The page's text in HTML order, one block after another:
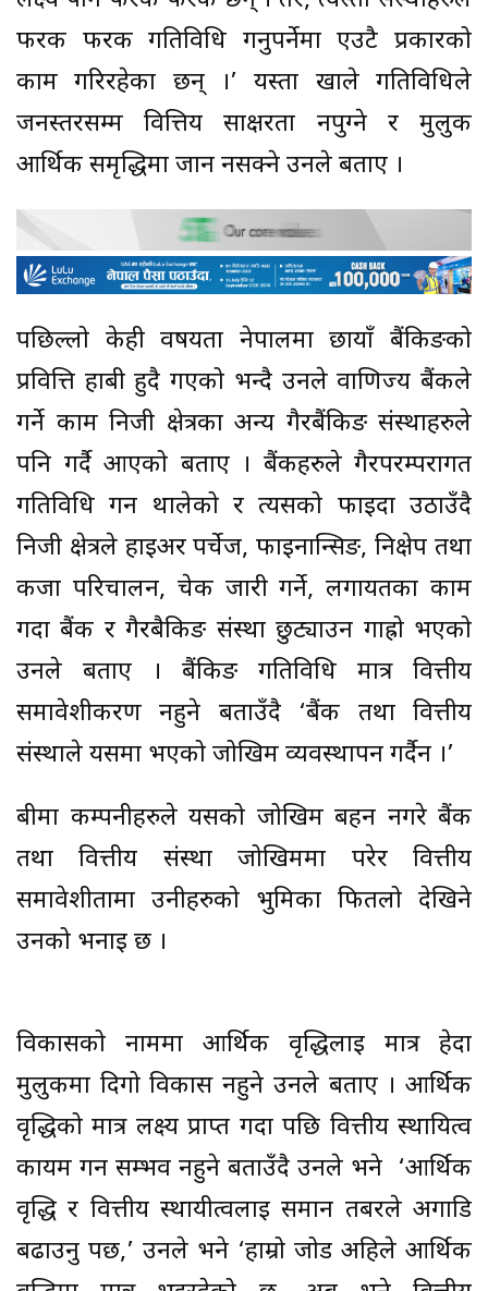
फरक फरक गतिविधि गर्नुपर्नेमा एउटै प्रकारको
काम गरिरहेका छन् ।’ यस्ता खाले गतिविधिले
जनस्तरसम्म वित्तिय साक्षरता नपुग्ने र मुलुक
आर्थिक समृद्धिमा जान नसक्ने उनले बताए ।
पछिल्लो केही वर्षयता नेपालमा छायाँ बैंकिङको
प्रवित्ति हाबी हुदै गएको भन्दै उनले वाणिज्य बैंकले
गर्ने काम निजी क्षेत्रका अन्य गैरबैंकिङ संस्थाहरुले
पनि गर्दै आएको बताए । बैंकहरुले गैरपरम्परागत
गतिविधि गर्न थालेको र त्यसको फाईदा उठाउँदै
निजी क्षेत्रले हाईअर पर्चेज, फाइनान्सिङ, निक्षेप तथा
कर्जा परिचालन, चेक जारी गर्ने, लगायतका काम
गर्दा बैंक र गैरबैकिङ संस्था छुट्याउन गाह्रो भएको
उनले बताए । बैंकिङ गतिविधि मात्र वित्तीय
समावेशीकरण नहुने बताउँदै ‘बैंक तथा वित्तीय
संस्थाले यसमा भएको जोखिम व्यवस्थापन गर्दैन ।’
बीमा कम्पनीहरुले यसको जोखिम बहन नगरे बैंक
तथा वित्तीय संस्था जोखिममा परेर वित्तीय
समावेशीतामा उनीहरुको भुमिका फितलो देखिने
उनको भनाइ छ ।
विकासको नाममा आर्थिक वृद्धिलाई मात्र हेर्दा
मुलुकमा दिगो विकास नहुने उनले बताए । आर्थिक
वृद्धिको मात्र लक्ष्य प्राप्त गर्दा पछि वित्तीय स्थायित्व
कायम गर्न सम्भव नहुने बताउँदै उनले भने ‘आर्थिक
वृद्धि र वित्तीय स्थायीत्वलाई समान तबरले अगाडि
बढाउनु पर्छ,’ उनले भने ‘हाम्रो जोड अहिले आर्थिक